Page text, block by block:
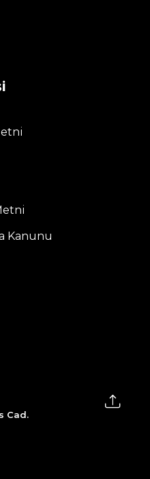
Kanunu
Cad.